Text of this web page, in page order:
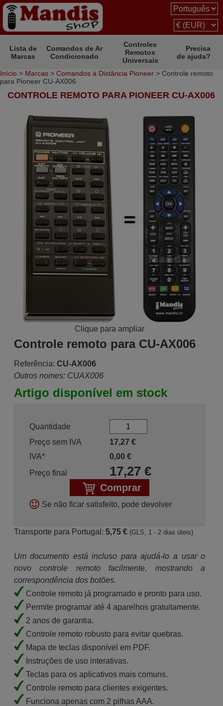
Lista de
Marcas
Comandos de Ar
Condicionado
Controles
Remotos
Universais
Precisa
de ajuda?
Início > Marcas > Comandos à Distância Pioneer > Controle remoto
para Pioneer CU-AX006
CONTROLE REMOTO PARA PIONEER CU-AX006
Clique para ampliar
Controle remoto para CU-AX006
Referência: CU-AX006
Outros nomes: CUAX006
Artigo disponível em stock
Quantidade
Preço sem IVA
17,27 €
IVA*
0,00 €
Preço final
17,27€
Comprar
Se não ficar satisfeito, pode devolver
Transporte para Portugal: 5,75 € (GLS, 1 - 2 dias úteis)
Um documento está incluso para ajudá-lo a usar o
novo controle remoto facilmente, mostrando a
correspondência dos botões.
Controle remoto já programado e pronto para uso.
Permite programar até 4 aparelhos gratuitamente.
2 anos de garantia.
Controle remoto robusto para evitar quebras.
Mapa de teclas disponível em PDF.
Instruções de uso interativas.
Teclas para os aplicativos mais comuns.
Controle remoto para clientes exigentes.
Funciona apenas com 2 pilhas AAA.